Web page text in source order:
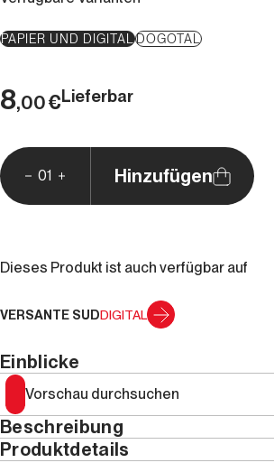
PAPIER UND DIGITALDOGOTAL
8,00€Lieferbar
01 Hinzufügen
Dieses Produkt ist auch verfügbar auf
VERSANTE SUDDIGITAL
Einblicke
Vorschau durchsuchen
Beschreibung
Produktdetails